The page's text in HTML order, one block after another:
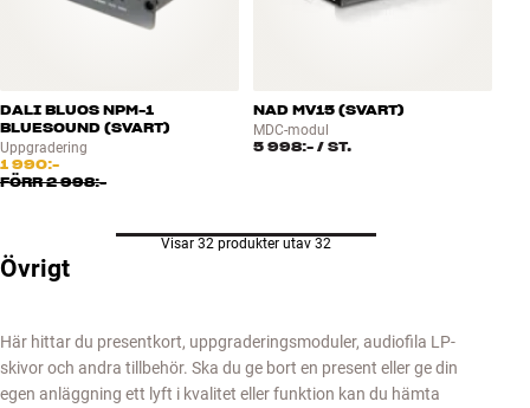
DALI BLUOS NPM-1
BLUESOUND (SVART)
Uppgradering
1 990:-
FÖRR2 998:-
NAD MV15 (SVART)
MDC-modul
5 998:- / ST.
Visar 32 produkter utav 32
Övrigt
Här hittar du presentkort, uppgraderingsmoduler, audiofila LP-
skivor och andra tillbehör. Ska du ge bort en present eller ge din
egen anläggning ett lyft i kvalitet eller funktion kan du hämta